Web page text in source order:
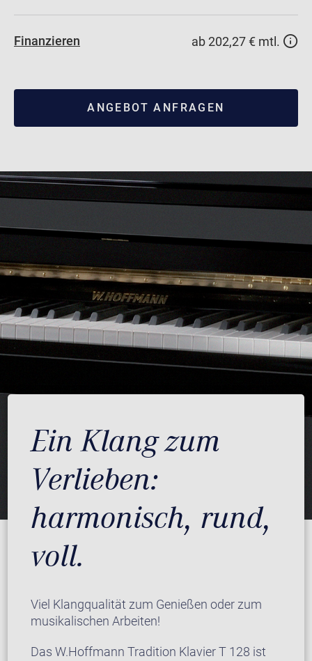
Finanzieren ab 202,27 € mtl.
ANGEBOT ANFRAGEN
Ein Klang zum
Verlieben:
harmonisch, rund,
voll.
Viel Klangqualität zum Genießen oder zum
musikalischen Arbeiten!
Das W.Hoffmann Tradition Klavier T 128 ist